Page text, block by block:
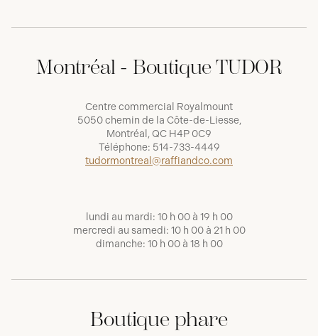
Montréal - Boutique TUDOR
Centre commercial Royalmount
5050 chemin de la Côte-de-Liesse,
Montréal, QC H4P 0C9
Téléphone: 514-733-4449
tudormontreal@raffiandco.com
lundi au mardi: 10 h 00 à 19 h 00
mercredi au samedi: 10 h 00 à 21 h 00
dimanche: 10 h 00 à 18 h 00
Boutique phare